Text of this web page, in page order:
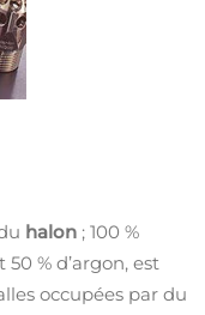
halon ; 100 %
% d’argon, est
occupées par du